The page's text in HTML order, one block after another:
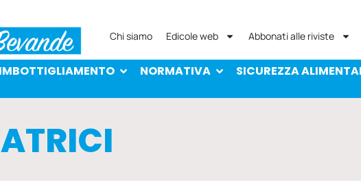
Chi siamo Edicole web Abbonati alle riviste
IMBOTTIGLIAMENTO NORMATIVA SICUREZZA